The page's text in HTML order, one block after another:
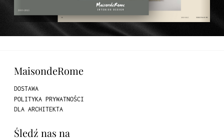
MaisondeRome
DOSTAWA
POLITYKA PRYWATNOŚCI
DLA ARCHITEKTA
Śledź nas na